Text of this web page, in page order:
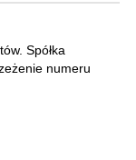
Spółka
numeru